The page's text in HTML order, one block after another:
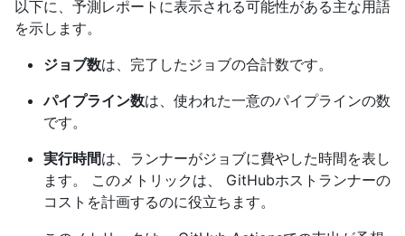
以下に、予測レポートに表示される可能性がある主な用語
を示します。
ジョブ数は、完了したジョブの合計数です。
パイプライン数は、使われた一意のパイプラインの数
です。
実行時間は、ランナーがジョブに費やした時間を表し
ます。 このメトリックは、 GitHubホストランナーの
コストを計画するのに役立ちます。